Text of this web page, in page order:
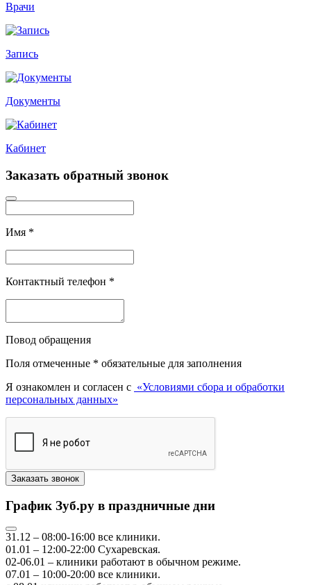
Врачи
Запись
Документы
Кабинет
Заказать обратный звонок
Имя *
Контактный телефон *
Повод обращения
Поля отмеченные * обязательные для заполнения
Я ознакомлен и согласен с «Условиями сбора и обработки
персональных данных»
График Зуб.ру в праздничные дни
31.12 – 08:00-16:00 все клиники.
01.01 – 12:00-22:00 Сухаревская.
02-06.01 – клиники работают в обычном режиме.
07.01 – 10:00-20:00 все клиники.